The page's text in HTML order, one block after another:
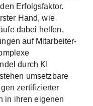
Erfolgsfaktor.
Hand, wie
dabei helfen,
auf Mitarbeiter-
durch KI
umsetzbare
zertifizierter
in ihren eigenen